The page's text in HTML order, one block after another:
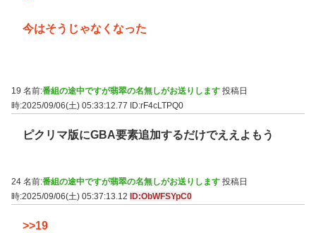
今はそうじゃなくなった
19 名前:番組の途中ですが翡翠の名無しがお送りします 投稿日
時:2025/09/06(土) 05:33:12.77
ID:rF4cLTPQ0
ピクリマ版にGBA要素追加するだけでええよもう
24 名前:番組の途中ですが翡翠の名無しがお送りします 投稿日
時:2025/09/06(土) 05:37:13.12 ID:ObWFSYpC0
>>19